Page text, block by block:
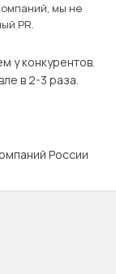
мы не
PR.
у конкурентов.
в 2-3 раза.
России